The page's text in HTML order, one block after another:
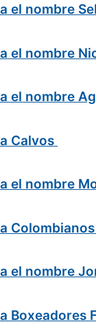
el nombre
el nombre
el nombre
Calvos
el nombre
el nombre
Boxeadores